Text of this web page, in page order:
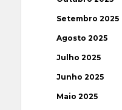
Setembro 2025
Agosto 2025
Julho 2025
Junho 2025
Maio 2025